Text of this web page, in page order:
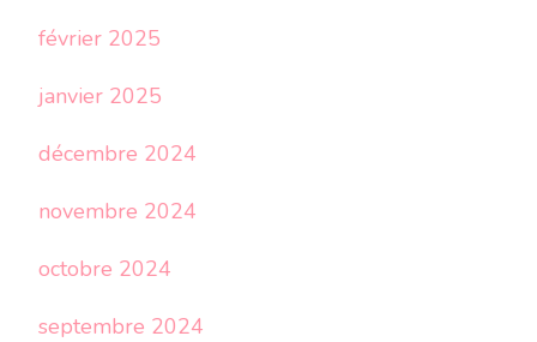
février 2025
janvier 2025
décembre 2024
novembre 2024
octobre 2024
septembre 2024